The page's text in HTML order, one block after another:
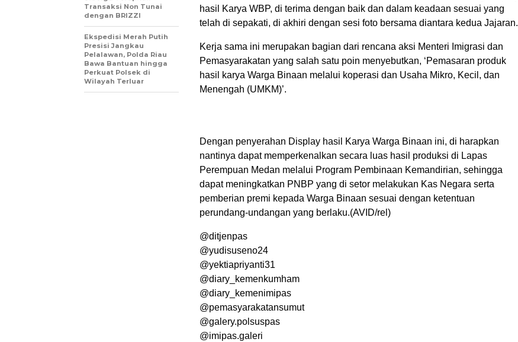
hasil Karya WBP, di terima dengan baik dan dalam keadaan sesuai yang
telah di sepakati, di akhiri dengan sesi foto bersama diantara kedua Jajaran.
Kerja sama ini merupakan bagian dari rencana aksi Menteri Imigrasi dan
Pemasyarakatan yang salah satu poin menyebutkan, ‘Pemasaran produk
hasil karya Warga Binaan melalui koperasi dan Usaha Mikro, Kecil, dan
Menengah (UMKM)’.
Dengan penyerahan Display hasil Karya Warga Binaan ini, di harapkan
nantinya dapat memperkenalkan secara luas hasil produksi di Lapas
Perempuan Medan melalui Program Pembinaan Kemandirian, sehingga
dapat meningkatkan PNBP yang di setor melakukan Kas Negara serta
pemberian premi kepada Warga Binaan sesuai dengan ketentuan
perundang-undangan yang berlaku.(AVID/rel)
@ditjenpas
@yudisuseno24
@yektiapriyanti31
@diary_kemenkumham
@diary_kemenimipas
@pemasyarakatansumut
@galery.polsuspas
@imipas.galeri
Transaksi Non Tunai
dengan BRIZZI
Ekspedisi Merah Putih
Presisi Jangkau
Pelalawan, Polda Riau
Bawa Bantuan hingga
Perkuat Polsek di
Wilayah Terluar